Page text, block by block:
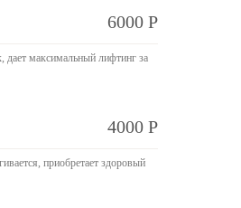
6000 Р
дает максимальный лифтинг за
4000 Р
приобретает здоровый